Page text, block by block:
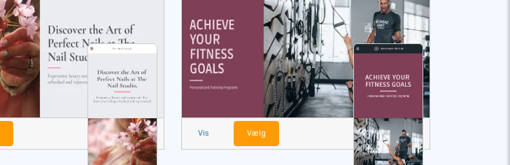
Vis Vælg